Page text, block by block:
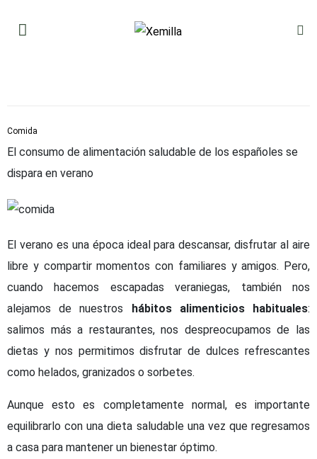
Comida
El consumo de alimentación saludable de los españoles se
dispara en verano
El verano es una época ideal para descansar, disfrutar al aire
libre y compartir momentos con familiares y amigos. Pero,
cuando hacemos escapadas veraniegas, también nos
alejamos de nuestros hábitos alimenticios habituales:
salimos más a restaurantes, nos despreocupamos de las
dietas y nos permitimos disfrutar de dulces refrescantes
como helados, granizados o sorbetes.
Aunque esto es completamente normal, es importante
equilibrarlo con una dieta saludable una vez que regresamos
a casa para mantener un bienestar óptimo.